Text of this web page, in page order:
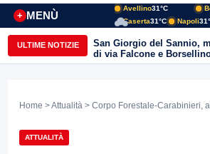
MENÙ
+
Avellino31°C
Caserta31°C Napoli
ULTIME NOTIZIE
San Giorgio del Sannio,
di via Falcone e
Lombardi replicano alle
Home >Attualità > Corpo Forestale-Carabinieri,
ATTUALITÀ